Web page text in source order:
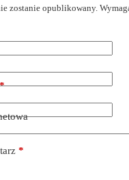
zostanie opublikowany.
*